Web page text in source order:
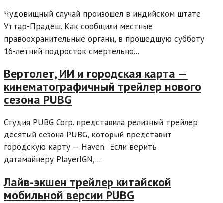
Чудовищный случай произошел в индийском штате
Уттар-Прадеш. Как сообщили местные
правоохранительные органы, в прошедшую субботу
16-летний подросток смертельно...
Вертолет, ИИ и городская карта —
кинематографичный трейлер нового
сезона PUBG
Студия PUBG Corp. представила релизный трейлер
десятый сезона PUBG, который представит
городскую карту — Haven. Если верить
датамайнеру PlayerIGN,...
Лайв-экшен трейлер китайской
мобильной версии PUBG